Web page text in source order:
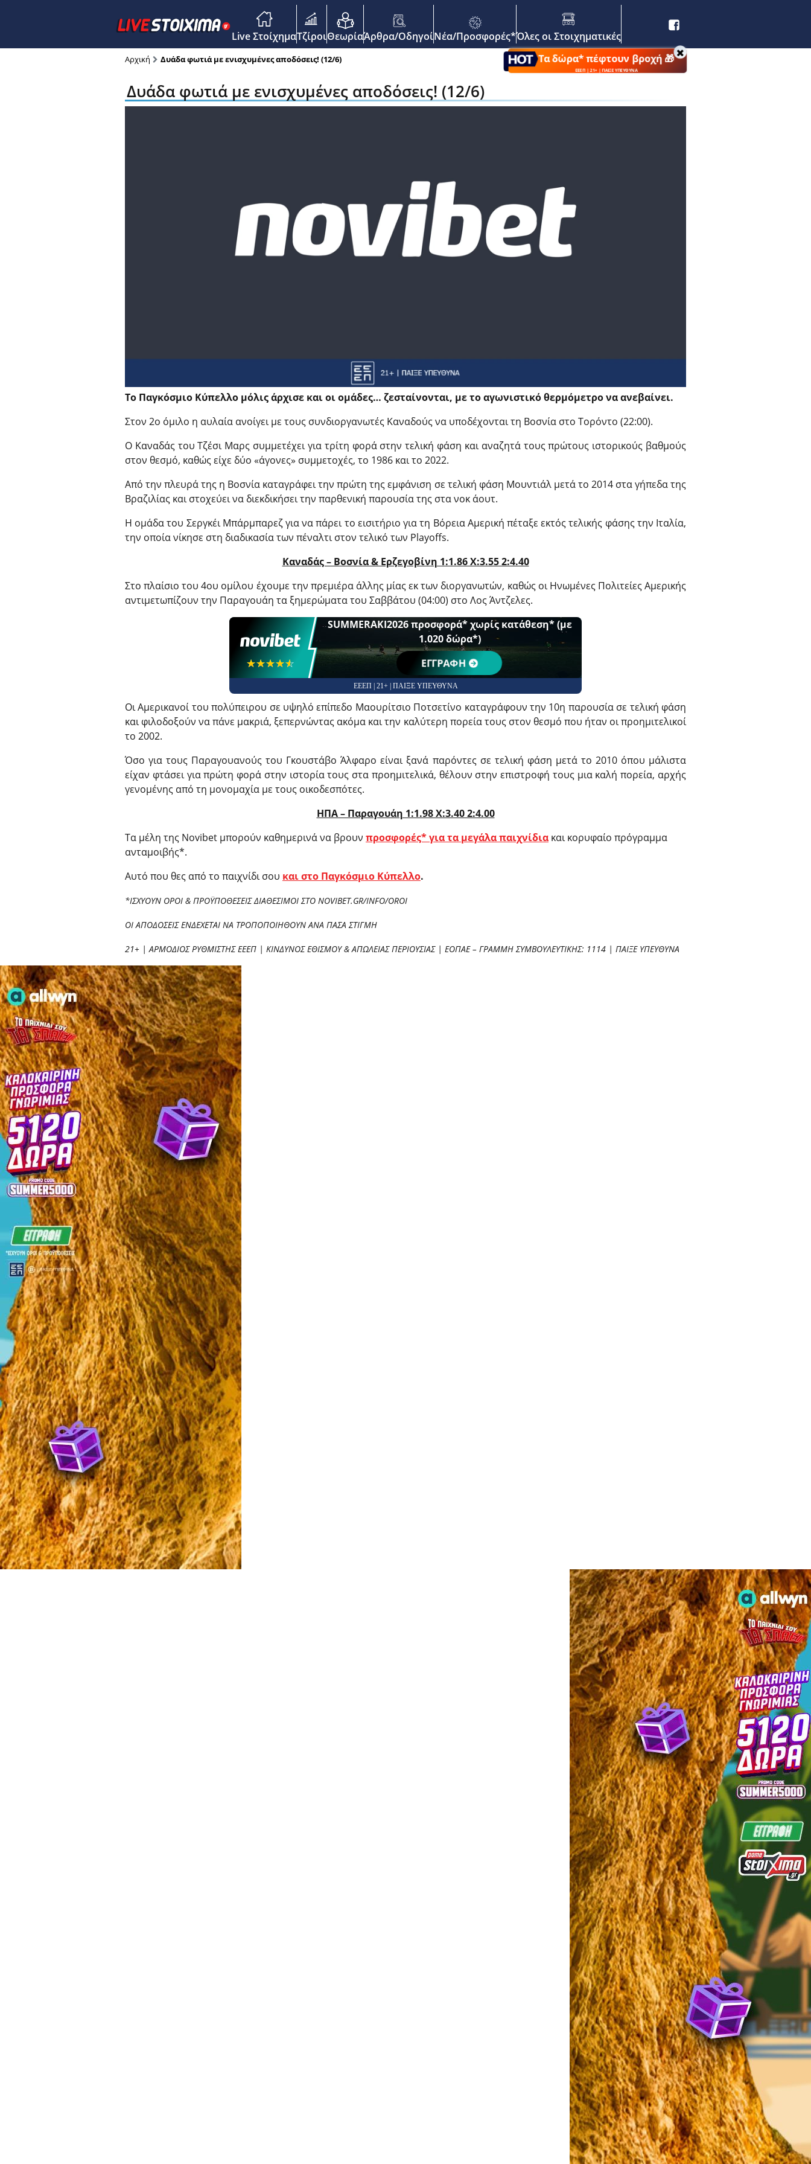
Main Menu
Live ΣτοίχημαΤζίροιΘεωρίαΆρθρα/ΟδηγοίΝέα/Προσφορές*Όλες οι Στοιχηματικές
Τα δώρα* πέφτουν βροχή 🎁
ΕΕΕΠ | 21+ | ΠΑΙΞΕ ΥΠΕΥΘΥΝΑ
Αρχική Δυάδα φωτιά με ενισχυμένες αποδόσεις! (12/6)
Δυάδα φωτιά με ενισχυμένες αποδόσεις! (12/6)
Το Παγκόσμιο Κύπελλο μόλις άρχισε και οι ομάδες… ζεσταίνονται, με το αγωνιστικό θερμόμετρο να ανεβαίνει.
Στον 2ο όμιλο η αυλαία ανοίγει με τους συνδιοργανωτές Καναδούς να υποδέχονται τη Βοσνία στο Τορόντο (22:00).
O Καναδάς του Τζέσι Μαρς συμμετέχει για τρίτη φορά στην τελική φάση και αναζητά τους πρώτους ιστορικούς βαθμούς
στον θεσμό, καθώς είχε δύο «άγονες» συμμετοχές, το 1986 και το 2022.
Από την πλευρά της η Βοσνία καταγράφει την πρώτη της εμφάνιση σε τελική φάση Μουντιάλ μετά το 2014 στα γήπεδα της
Βραζιλίας και στοχεύει να διεκδικήσει την παρθενική παρουσία της στα νοκ άουτ.
Η ομάδα του Σεργκέι Μπάρμπαρεζ για να πάρει το εισιτήριο για τη Βόρεια Αμερική πέταξε εκτός τελικής φάσης την Ιταλία,
την οποία νίκησε στη διαδικασία των πέναλτι στον τελικό των Playoffs.
Καναδάς – Βοσνία & Ερζεγοβίνη 1:1.86 X:3.55 2:4.40
Στο πλαίσιο του 4ου ομίλου έχουμε την πρεμιέρα άλλης μίας εκ των διοργανωτών, καθώς οι Ηνωμένες Πολιτείες Αμερικής
αντιμετωπίζουν την Παραγουάη τα ξημερώματα του Σαββάτου (04:00) στο Λος Άντζελες.
☆☆☆☆☆
★★★★★
SUMMERAKI2026 προσφορά* χωρίς κατάθεση* (με
1.020 δώρα*)
ΕΓΓΡΑΦΗ
ΕΕΕΠ | 21+ | ΠΑΙΞΕ ΥΠΕΥΘΥΝΑ
Οι Αμερικανοί του πολύπειρου σε υψηλό επίπεδο Μαουρίτσιο Ποτσετίνο καταγράφουν την 10η παρουσία σε τελική φάση
και φιλοδοξούν να πάνε μακριά, ξεπερνώντας ακόμα και την καλύτερη πορεία τους στον θεσμό που ήταν οι προημιτελικοί
το 2002.
Όσο για τους Παραγουανούς του Γκουστάβο Άλφαρο είναι ξανά παρόντες σε τελική φάση μετά το 2010 όπου μάλιστα
είχαν φτάσει για πρώτη φορά στην ιστορία τους στα προημιτελικά, θέλουν στην επιστροφή τους μια καλή πορεία, αρχής
γενομένης από τη μονομαχία με τους οικοδεσπότες.
ΗΠΑ – Παραγουάη 1:1.98 X:3.40 2:4.00
Τα μέλη της Novibet μπορούν καθημερινά να βρουν προσφορές* για τα μεγάλα παιχνίδια και κορυφαίο πρόγραμμα
ανταμοιβής*.
Αυτό που θες από το παιχνίδι σου και στο Παγκόσμιο Κύπελλο.
*ΙΣΧΥΟΥΝ ΟΡΟΙ & ΠΡΟΫΠΟΘΕΣΕΙΣ ΔΙΑΘΕΣΙΜΟΙ ΣΤΟ NOVIBET.GR/INFO/OROI
ΟΙ ΑΠΟΔΟΣΕΙΣ ΕΝΔΕΧΕΤΑΙ ΝΑ ΤΡΟΠΟΠΟΙΗΘΟΥΝ ΑΝΑ ΠΑΣΑ ΣΤΙΓΜΗ
21+ | ΑΡΜΟΔΙΟΣ ΡΥΘΜΙΣΤΗΣ ΕΕΕΠ | ΚΙΝΔΥΝΟΣ ΕΘΙΣΜΟΥ & ΑΠΩΛΕΙΑΣ ΠΕΡΙΟΥΣΙΑΣ | ΕΟΠΑΕ – ΓΡΑΜΜΗ ΣΥΜΒΟΥΛΕΥΤΙΚΗΣ: 1114 | ΠΑΙΞΕ ΥΠΕΥΘΥΝΑ